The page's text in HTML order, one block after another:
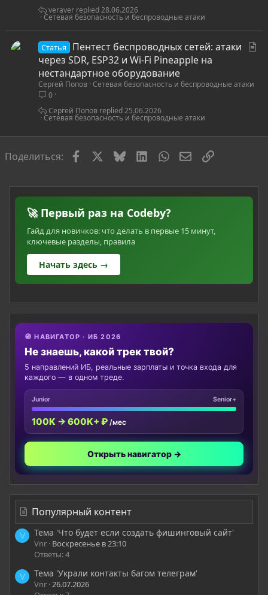
Сетевая безопасность и беспроводные атаки
28.06.2026
veraver
Статья
Пентест беспроводных сетей: атаки
через SDR, ESP32 и Wi-Fi Pineapple на
нестандартное оборудование
Сергей Попов Сетевая безопасность и беспроводные атаки
0
Сетевая безопасность и беспроводные атаки
25.06.2026
Сергей Попов
Поделиться: FacebookBlueskyLinkedInWhatsAppЭлектронная
Ссылка
🚀 Первый раз на Codeby?
Гайд для новичков: что делать в первые 15 минут,
ключевые разделы, правила
Начать здесь →
🧭 НАВИГАТОР · ИБ 2026
Не знаешь, какой трек твой?
5 направлений ИБ, реальные зарплаты и точка входа для
каждого — в одном треде.
Junior Senior+
100K → 600K+ ₽ /мес
Открыть навигатор →
Популярный контент
V Тема 'Что будет если создать фишинговый сайт'
Vnr Воскресенье в 23:10
Ответы: 4
V Тема 'Украли контакты багом телеграм'
Vnr 26.07.2026